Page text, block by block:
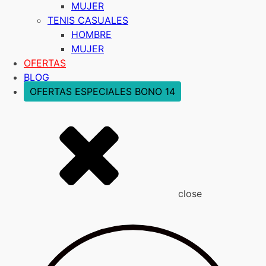
MUJER
TENIS CASUALES
HOMBRE
MUJER
OFERTAS
BLOG
OFERTAS ESPECIALES BONO 14
close